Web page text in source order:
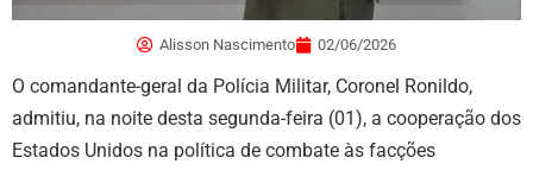
Alisson Nascimento 02/06/2026
O comandante-geral da Polícia Militar, Coronel Ronildo,
admitiu, na noite desta segunda-feira (01), a cooperação dos
Estados Unidos na política de combate às facções